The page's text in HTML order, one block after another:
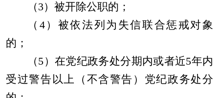
（3）被开除公职的；
（ 4）被依法列为失信联合惩戒对象
的；
（5）在党纪政务处分期内或者近5年内
受过警告以上（不含警告）党纪政务处分